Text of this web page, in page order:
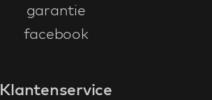
garantie
facebook
Klantenservice